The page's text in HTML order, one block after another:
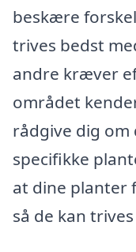
beskære
trives bedst
andre kræver
området
rådgive dig
specifikke
at dine planter
så de kan